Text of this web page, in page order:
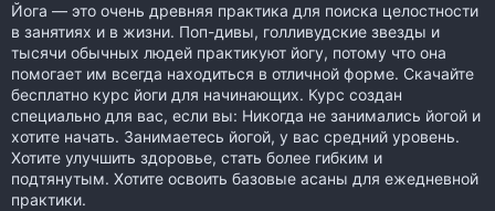
Йога — это очень древняя практика для поиска целостности
в занятиях и в жизни. Поп-дивы, голливудские звезды и
тысячи обычных людей практикуют йогу, потому что она
помогает им всегда находиться в отличной форме. Скачайте
бесплатно курс йоги для начинающих. Курс создан
специально для вас, если вы: Никогда не занимались йогой и
хотите начать. Занимаетесь йогой, у вас средний уровень.
Хотите улучшить здоровье, стать более гибким и
подтянутым. Хотите освоить базовые асаны для ежедневной
практики.